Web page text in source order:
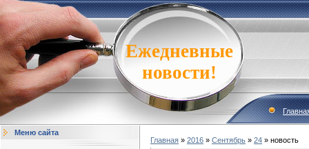
Ежедневные
новости!
Меню сайта
Главная » 2016 » Сентябрь » 24 » новость